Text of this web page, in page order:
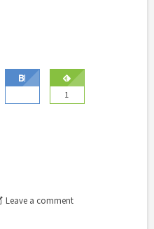
1
Leave a comment